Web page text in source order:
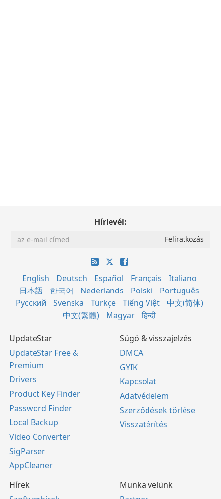
Hírlevél:
English Deutsch Español Français
Italiano
日本語
한국어 Nederlands Polski
Português
Русский
Svenska Türkçe Tiếng Việt
中文(简体)
中文(繁體)
Magyar हिन्दी
UpdateStar
UpdateStar Free &
Premium
Drivers
Product Key Finder
Password Finder
Local Backup
Video Converter
SigParser
AppCleaner
Súgó & visszajelzés
DMCA
GYIK
Kapcsolat
Adatvédelem
Szerződések törlése
Visszatérítés
Hírek
Munka velünk